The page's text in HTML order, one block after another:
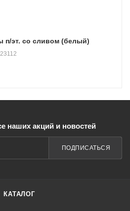
п/эт. со сливом (белый)
наших акций и новостей
ПОДПИСАТЬСЯ
КАТАЛОГ